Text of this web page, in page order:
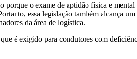
porque o exame de aptidão física e
essa legislação também alcança
da área de logística.
é exigido para condutores com